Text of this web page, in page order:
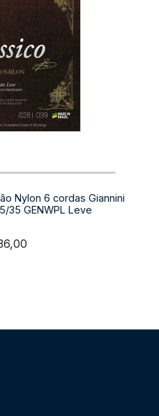
Nylon 6 cordas Giannini
35 GENWPL Leve